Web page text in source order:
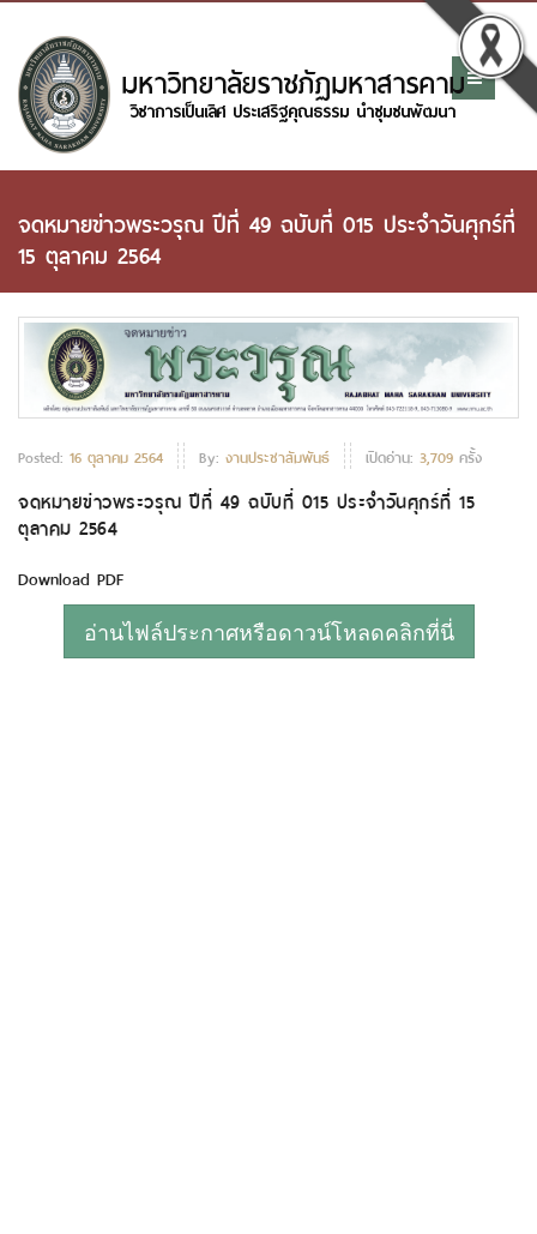
จดหมายข่าวพระวรุณ ปีที่ 49 ฉบับที่ 015 ประจำวันศุกร์ที่
15 ตุลาคม 2564
Posted: 16 ตุลาคม 2564 By: งานประชาสัมพันธ์ เปิดอ่าน: 3,709 ครั้ง
จดหมายข่าวพระวรุณ ปีที่ 49 ฉบับที่ 015 ประจำวันศุกร์ที่ 15
ตุลาคม 2564
Download PDF
อ่านไฟล์ประกาศหรือดาวน์โหลดคลิกที่นี่